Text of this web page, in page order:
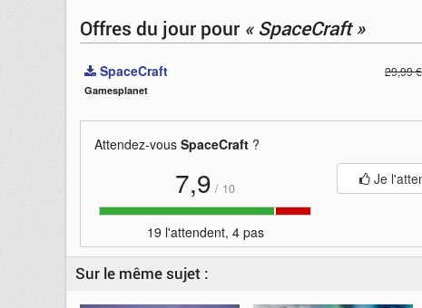
Offres du jour pour « SpaceCraft »
SpaceCraft
Gamesplanet
29,99 €
Attendez-vous SpaceCraft ?
7,9 / 10
19 l'attendent, 4 pas
Je
Sur le même sujet :